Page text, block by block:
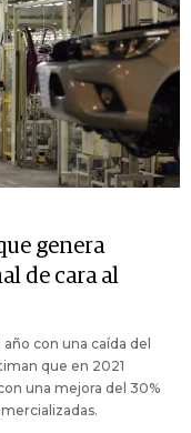
genera
de cara al
con una caída del
que en 2021
una mejora del 30%